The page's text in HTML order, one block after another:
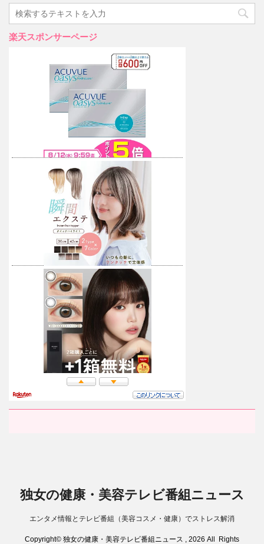
楽天スポンサーページ
独女の健康・美容テレビ番組ニュース
エンタメ情報とテレビ番組（美容コスメ・健康）でストレス解消
Copyright© 独女の健康・美容テレビ番組ニュース , 2026 All Rights